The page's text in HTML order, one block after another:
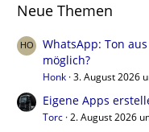
Neue Themen
WhatsApp: Ton
möglich?
Honk 3. August 2026
Eigene Apps
Torc 2. August 2026